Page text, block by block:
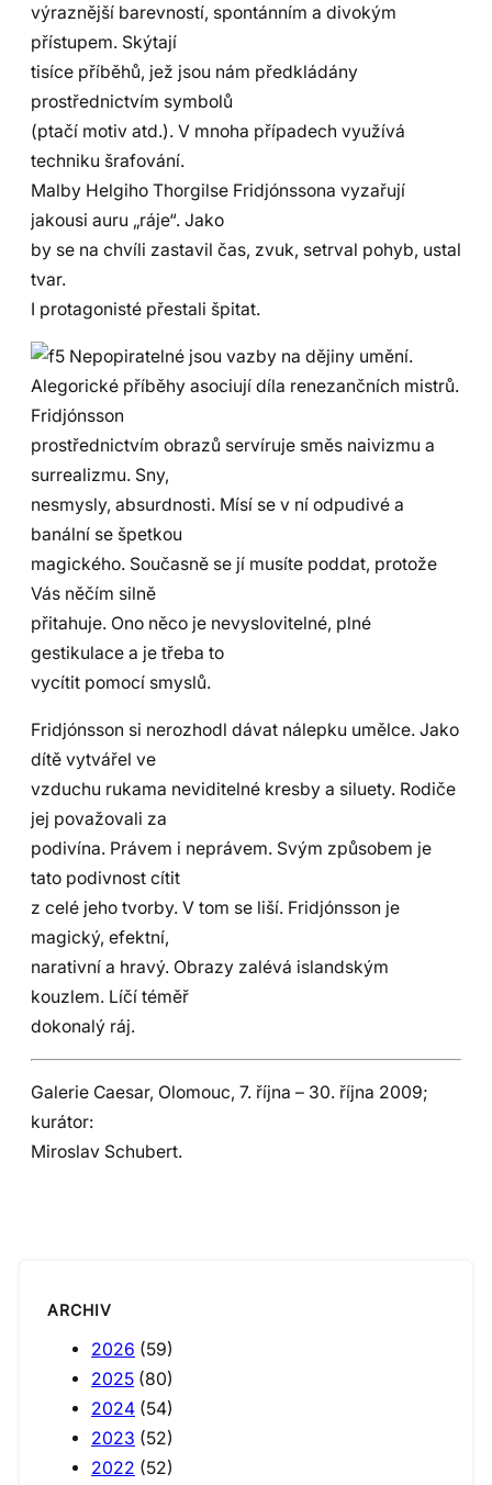
výraznější barevností, spontánním a divokým
přístupem. Skýtají
tisíce příběhů, jež jsou nám předkládány
prostřednictvím symbolů
(ptačí motiv atd.). V mnoha případech využívá
techniku šrafování.
Malby Helgiho Thorgilse Fridjónssona vyzařují
jakousi auru „ráje“. Jako
by se na chvíli zastavil čas, zvuk, setrval pohyb, ustal
tvar.
I protagonisté přestali špitat.
Nepopiratelné jsou vazby na dějiny umění.
Alegorické příběhy asociují díla renezančních mistrů.
Fridjónsson
prostřednictvím obrazů servíruje směs naivizmu a
surrealizmu. Sny,
nesmysly, absurdnosti. Mísí se v ní odpudivé a
banální se špetkou
magického. Současně se jí musíte poddat, protože
Vás něčím silně
přitahuje. Ono něco je nevyslovitelné, plné
gestikulace a je třeba to
vycítit pomocí smyslů.
Fridjónsson si nerozhodl dávat nálepku umělce. Jako
dítě vytvářel ve
vzduchu rukama neviditelné kresby a siluety. Rodiče
jej považovali za
podivína. Právem i neprávem. Svým způsobem je
tato podivnost cítit
z celé jeho tvorby. V tom se liší. Fridjónsson je
magický, efektní,
narativní a hravý. Obrazy zalévá islandským
kouzlem. Líčí téměř
dokonalý ráj.
Galerie Caesar, Olomouc, 7. října – 30. října 2009;
kurátor:
Miroslav Schubert.
ARCHIV
2026 (59)
2025 (80)
2024 (54)
2023 (52)
2022 (52)